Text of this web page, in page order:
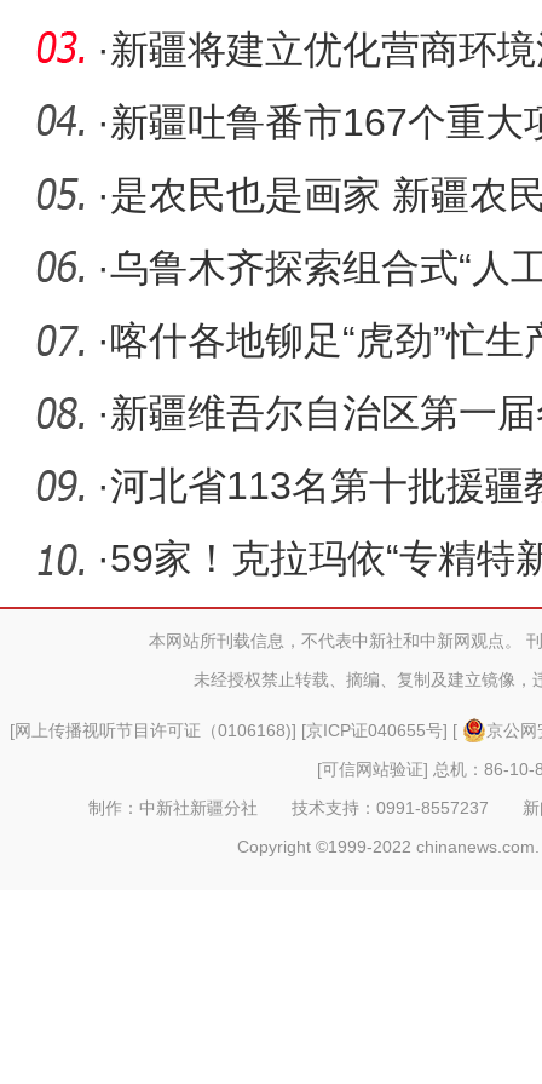
尔开赛 新
·新疆将建立优化营商环
·新疆吐鲁番市167个重大
·是农民也是画家 新疆农
·乌鲁木齐探索组合式“人
·喀什各地铆足“虎劲”忙生
·新疆维吾尔自治区第一
冰雪马拉
·河北省113名第十批援疆
·59家！克拉玛依“专精特
增11.3
本网站所刊载信息，不代表中新社和中新网观点。
未经授权禁止转载、摘编、复制及建立镜像，
[网上传播视听节目许可证（0106168)] [京ICP证040655号] [
京公
[可信网站验证] 总机：86-10-
制作：中新社新疆分社 技术支持：0991-8557237
Copyright ©1999-2022